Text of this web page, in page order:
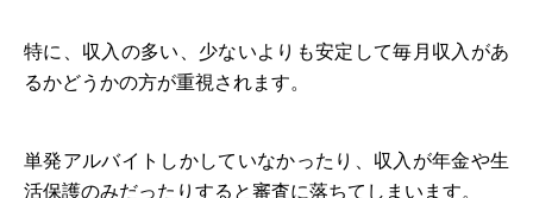
特に、収入の多い、少ないよりも安定して毎月収入があ
るかどうかの方が重視されます。
単発アルバイトしかしていなかったり、収入が年金や生
活保護のみだったりすると審査に落ちてしまいます。